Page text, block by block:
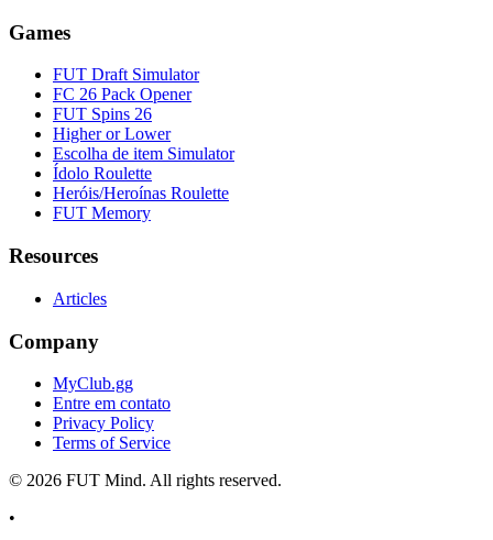
Games
FUT Draft Simulator
FC 26 Pack Opener
FUT Spins 26
Higher or Lower
Escolha de item Simulator
Ídolo Roulette
Heróis/Heroínas Roulette
FUT Memory
Resources
Articles
Company
MyClub.gg
Entre em contato
Privacy Policy
Terms of Service
© 2026 FUT Mind. All rights reserved.
•